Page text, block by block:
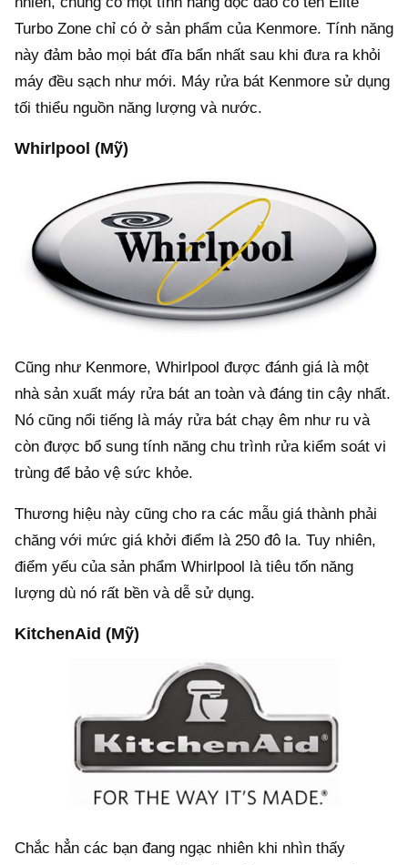
Turbo Zone chỉ có ở sản phẩm của Kenmore. Tính năng
này đảm bảo mọi bát đĩa bẩn nhất sau khi đưa ra khỏi
máy đều sạch như mới. Máy rửa bát Kenmore sử dụng
tối thiểu nguồn năng lượng và nước.
Whirlpool (Mỹ)
Cũng như Kenmore, Whirlpool được đánh giá là một
nhà sản xuất máy rửa bát an toàn và đáng tin cậy nhất.
Nó cũng nổi tiếng là máy rửa bát chạy êm như ru và
còn được bổ sung tính năng chu trình rửa kiểm soát vi
trùng để bảo vệ sức khỏe.
Thương hiệu này cũng cho ra các mẫu giá thành phải
chăng với mức giá khởi điểm là 250 đô la. Tuy nhiên,
điểm yếu của sản phẩm Whirlpool là tiêu tốn năng
lượng dù nó rất bền và dễ sử dụng.
KitchenAid (Mỹ)
Chắc hẳn các bạn đang ngạc nhiên khi nhìn thấy